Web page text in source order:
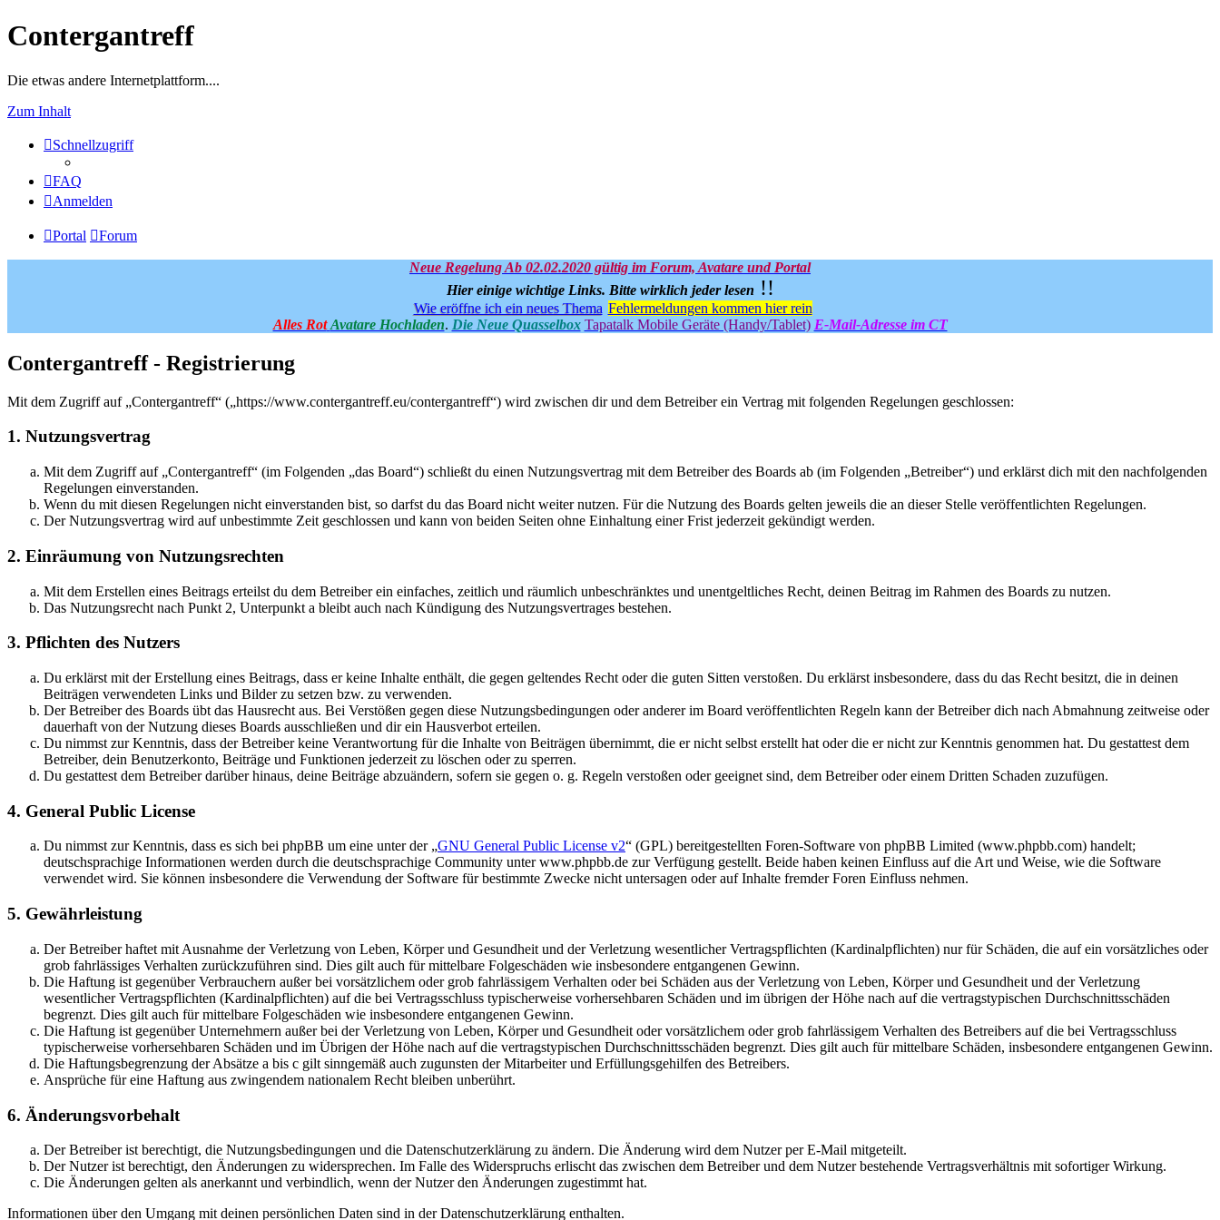
Contergantreff
Die etwas andere Internetplattform....
Zum Inhalt
Schnellzugriff
FAQ
Anmelden
Portal Forum
Neue Regelung Ab 02.02.2020 gültig im Forum, Avatare und Portal
Hier einige wichtige Links. Bitte wirklich jeder lesen !!
Wie eröffne ich ein neues Thema Fehlermeldungen kommen hier rein
Alles Rot Avatare Hochladen. Die Neue Quasselbox Tapatalk Mobile Geräte (Handy/Tablet) E-Mail-Adresse im CT
Contergantreff - Registrierung
Mit dem Zugriff auf „Contergantreff“ („https://www.contergantreff.eu/contergantreff“) wird zwischen dir und dem Betreiber ein Vertrag mit folgenden Regelungen geschlossen:
1. Nutzungsvertrag
Mit dem Zugriff auf „Contergantreff“ (im Folgenden „das Board“) schließt du einen Nutzungsvertrag mit dem Betreiber des Boards ab (im Folgenden „Betreiber“) und erklärst dich mit den nachfolgenden
Regelungen einverstanden.
Wenn du mit diesen Regelungen nicht einverstanden bist, so darfst du das Board nicht weiter nutzen. Für die Nutzung des Boards gelten jeweils die an dieser Stelle veröffentlichten Regelungen.
Der Nutzungsvertrag wird auf unbestimmte Zeit geschlossen und kann von beiden Seiten ohne Einhaltung einer Frist jederzeit gekündigt werden.
2. Einräumung von Nutzungsrechten
Mit dem Erstellen eines Beitrags erteilst du dem Betreiber ein einfaches, zeitlich und räumlich unbeschränktes und unentgeltliches Recht, deinen Beitrag im Rahmen des Boards zu nutzen.
Das Nutzungsrecht nach Punkt 2, Unterpunkt a bleibt auch nach Kündigung des Nutzungsvertrages bestehen.
3. Pflichten des Nutzers
Du erklärst mit der Erstellung eines Beitrags, dass er keine Inhalte enthält, die gegen geltendes Recht oder die guten Sitten verstoßen. Du erklärst insbesondere, dass du das Recht besitzt, die in deinen
Beiträgen verwendeten Links und Bilder zu setzen bzw. zu verwenden.
Der Betreiber des Boards übt das Hausrecht aus. Bei Verstößen gegen diese Nutzungsbedingungen oder anderer im Board veröffentlichten Regeln kann der Betreiber dich nach Abmahnung zeitweise oder
dauerhaft von der Nutzung dieses Boards ausschließen und dir ein Hausverbot erteilen.
Du nimmst zur Kenntnis, dass der Betreiber keine Verantwortung für die Inhalte von Beiträgen übernimmt, die er nicht selbst erstellt hat oder die er nicht zur Kenntnis genommen hat. Du gestattest dem
Betreiber, dein Benutzerkonto, Beiträge und Funktionen jederzeit zu löschen oder zu sperren.
Du gestattest dem Betreiber darüber hinaus, deine Beiträge abzuändern, sofern sie gegen o. g. Regeln verstoßen oder geeignet sind, dem Betreiber oder einem Dritten Schaden zuzufügen.
4. General Public License
Du nimmst zur Kenntnis, dass es sich bei phpBB um eine unter der „GNU General Public License v2“ (GPL) bereitgestellten Foren-Software von phpBB Limited (www.phpbb.com) handelt;
deutschsprachige Informationen werden durch die deutschsprachige Community unter www.phpbb.de zur Verfügung gestellt. Beide haben keinen Einfluss auf die Art und Weise, wie die Software
verwendet wird. Sie können insbesondere die Verwendung der Software für bestimmte Zwecke nicht untersagen oder auf Inhalte fremder Foren Einfluss nehmen.
5. Gewährleistung
Der Betreiber haftet mit Ausnahme der Verletzung von Leben, Körper und Gesundheit und der Verletzung wesentlicher Vertragspflichten (Kardinalpflichten) nur für Schäden, die auf ein vorsätzliches oder
grob fahrlässiges Verhalten zurückzuführen sind. Dies gilt auch für mittelbare Folgeschäden wie insbesondere entgangenen Gewinn.
Die Haftung ist gegenüber Verbrauchern außer bei vorsätzlichem oder grob fahrlässigem Verhalten oder bei Schäden aus der Verletzung von Leben, Körper und Gesundheit und der Verletzung
wesentlicher Vertragspflichten (Kardinalpflichten) auf die bei Vertragsschluss typischerweise vorhersehbaren Schäden und im übrigen der Höhe nach auf die vertragstypischen Durchschnittsschäden
begrenzt. Dies gilt auch für mittelbare Folgeschäden wie insbesondere entgangenen Gewinn.
Die Haftung ist gegenüber Unternehmern außer bei der Verletzung von Leben, Körper und Gesundheit oder vorsätzlichem oder grob fahrlässigem Verhalten des Betreibers auf die bei Vertragsschluss
typischerweise vorhersehbaren Schäden und im Übrigen der Höhe nach auf die vertragstypischen Durchschnittsschäden begrenzt. Dies gilt auch für mittelbare Schäden, insbesondere entgangenen Gewinn.
Die Haftungsbegrenzung der Absätze a bis c gilt sinngemäß auch zugunsten der Mitarbeiter und Erfüllungsgehilfen des Betreibers.
Ansprüche für eine Haftung aus zwingendem nationalem Recht bleiben unberührt.
6. Änderungsvorbehalt
Der Betreiber ist berechtigt, die Nutzungsbedingungen und die Datenschutzerklärung zu ändern. Die Änderung wird dem Nutzer per E-Mail mitgeteilt.
Der Nutzer ist berechtigt, den Änderungen zu widersprechen. Im Falle des Widerspruchs erlischt das zwischen dem Betreiber und dem Nutzer bestehende Vertragsverhältnis mit sofortiger Wirkung.
Die Änderungen gelten als anerkannt und verbindlich, wenn der Nutzer den Änderungen zugestimmt hat.
Informationen über den Umgang mit deinen persönlichen Daten sind in der Datenschutzerklärung enthalten.